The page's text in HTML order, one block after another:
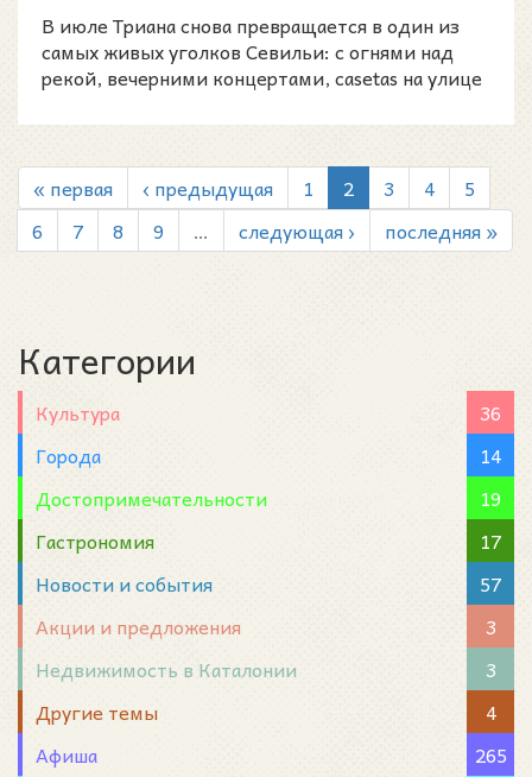
В июле Триана снова превращается в один из
самых живых уголков Севильи: с огнями над
рекой, вечерними концертами, casetas на улице
« первая ‹ предыдущая 1 2 3 4
5
6
7 8 9 … следующая › последняя »
Категории
Культура
36
Города
14
Достопримечательности
19
Гастрономия
17
Новости и события
57
Акции и предложения
3
Недвижимость в Каталонии
3
Другие темы
4
Афиша
265